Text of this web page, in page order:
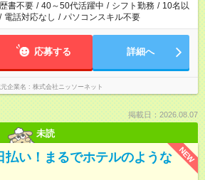
書不要 / 40～50代活躍中 / シフト勤務 / 10名以
/ 電話対応なし / パソコンスキル不要
応募する 詳細へ
企業名 株式会社ニッソーネット
掲載日：2026.08.07
未読
NEW
払い！まるでホテルのような